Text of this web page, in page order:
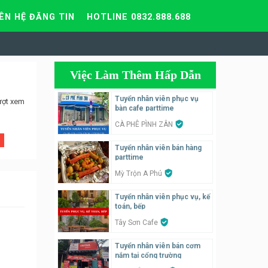
HỆ ĐĂNG TIN HOTLINE 0832.888.688
xem
Việc Làm Thêm Hấp Dẫn
Tuyển nhân viên phục vụ
bàn cafe parttime
CÀ PHÊ PÌNH ZÂN
Tuyển nhân viên bán hàng
parttime
Mỳ Trộn A Phú
Tuyển nhân viên phục vụ, kế
toán, bếp
Tây Sơn Cafe
Tuyển nhân viên bán cơm
nắm tại cổng trường